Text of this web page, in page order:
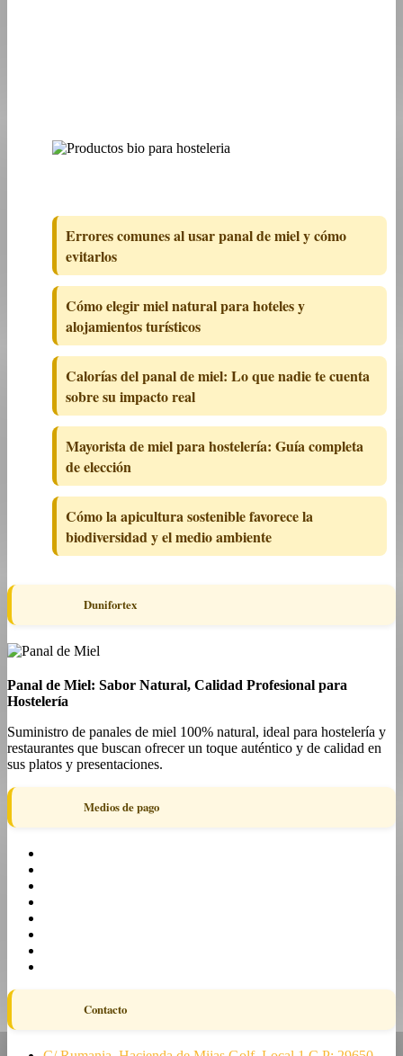
Errores comunes al usar panal de miel y cómo
evitarlos
Cómo elegir miel natural para hoteles y
alojamientos turísticos
Calorías del panal de miel: Lo que nadie te cuenta
sobre su impacto real
Mayorista de miel para hostelería: Guía completa
de elección
Cómo la apicultura sostenible favorece la
biodiversidad y el medio ambiente
Dunifortex
Panal de Miel: Sabor Natural, Calidad Profesional para
Hostelería
Suministro de panales de miel 100% natural, ideal para hostelería y
restaurantes que buscan ofrecer un toque auténtico y de calidad en
sus platos y presentaciones.
Medios de pago
Contacto